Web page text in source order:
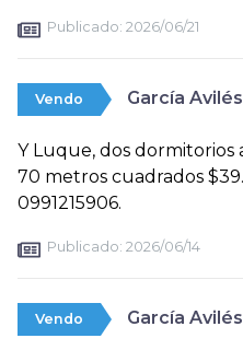
Publicado: 2026/06/21
Vendo García
Y Luque, dos dormitorios
70 metros cuadrados
0991215906.
Publicado: 2026/06/14
Vendo García